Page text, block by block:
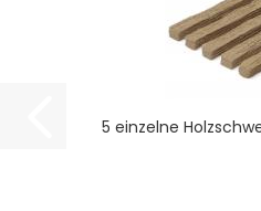
5 einzelne